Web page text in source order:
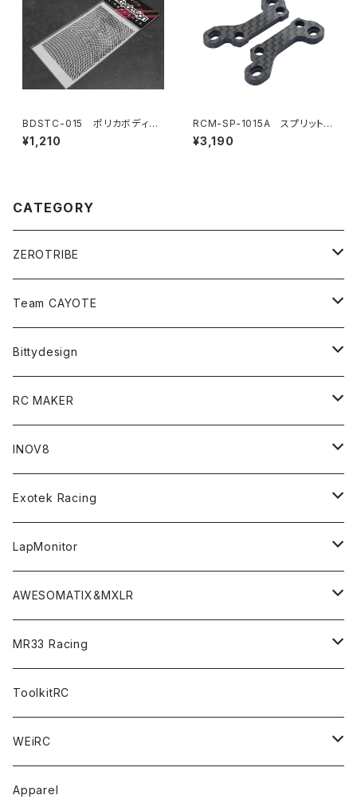
BDSTC-015 ポリカボディ塗
装用ステンシル 【Wave Mes
hs】
¥1,210
RCM-SP-1015A スプリットフ
ロントアッパーバルクヘッド(L&
R)(厚さ3mm)
¥3,190
CATEGORY
ZEROTRIBE
Zetricks（Spare & Optional）
T4 MID Conversion Kit
T4 FWD Conversion Kit
BD9 MID Conversion Kit
Option Parts For TRF420,420X
Option Parts For TA08/TA08R
TA08
TA08R
Option Parts For XRAY T4
Option Parts For YOKOMO BD9
Option Parts For YOKOMO BD8
Accessories
Discontinued Products
Team CAYOTE
Batteries
Merchandise
Accessories
CREST ESC
CREST X EVO
CRESR RS120
CREST Stocki Motor
CREST Modi Motor
Special Set（ZEROTRIBEオリジナル）
Bittydesign
On-Road Clear Body＜オンロード用ボディ＞
GT8 （1/8 W/B325mm,W/B360mm）
LMH （1/10 190mm）
M-Chassis（1/10 W/B210-225mm）
F1（1/10）
Liquid Mask＜リキッドマスク＞
Accessories＜バッグ/その他製品＞
Stencils＜エアブラシ用ステンシル＞
RC MAKER
SP2＜組立キット／スペアー＆オプションパーツ＞
SP1＜組立キット／スペアー＆オプションパーツ＞
SP1-F＜組立キット／スペアー＆オプションパーツ＞
Awesomatix
A800MMX
A800R
XRAY
X4
X4F
Accessories
YOKOMO
BD12
MUGEN
INOV8
Bodyshell Accessories
Setup Tools
Pit Accessories
Radio Accessories
Option Parts
Electronics
Tire Cleaner/Additive
Exotek Racing
Bodies
F1ULTRA
RUBBER TIRES＆WHEEL
LapMonitor
Decoder
Transponder
Accessories
AWESOMATIX&MXLR
A800R（KIT＆Spare & Optional）
A12（KIT＆Spare & Optional）
MR33 Racing
Chemicals＜ケミカル＞
Shock Oil＜ショックオイル＞
Diff Oil＜デフオイル＞
Tires＜タイヤ関連＞
Additive＜グリップ剤＞
OptionParts＜オプションパーツ＞
ToolkitRC
WEiRC
Spring Steel Chassis
Apparel